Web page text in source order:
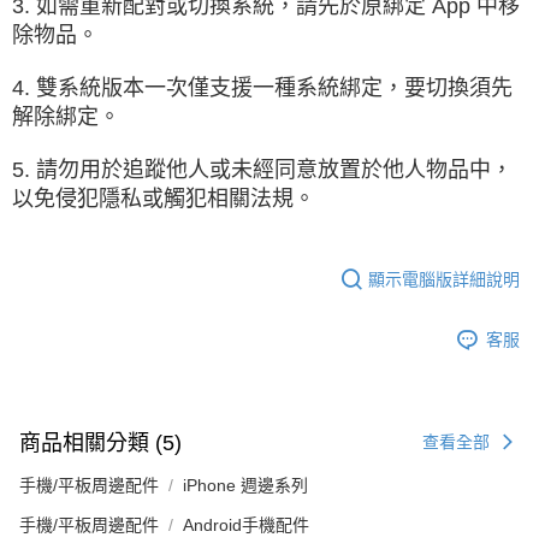
3. 如需重新配對或切換系統，請先於原綁定 App 中移
除物品。
4. 雙系統版本一次僅支援一種系統綁定，要切換須先
解除綁定。
5. 請勿用於追蹤他人或未經同意放置於他人物品中，
以免侵犯隱私或觸犯相關法規。
顯示電腦版詳細說明
客服
商品相關分類 (5) 查看全部
手機/平板周邊配件 iPhone 週邊系列
手機/平板周邊配件 Android手機配件